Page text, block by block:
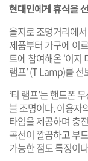
현대인에게 휴식을
을지로 조명거리에
제품부터 가구에 이
트에 참여해온 ‘이지
램프’ (T Lamp)를 선
‘티 램프’는 핸드폰
블 조명이다. 이용자
타임을 제공하며 충
곡선이 깔끔하고 부
가능한 점도 특징이